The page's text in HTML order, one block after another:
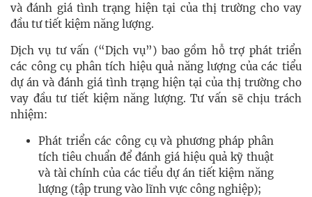
và đánh giá tình trạng hiện tại của thị trường cho vay
đầu tư tiết kiệm năng lượng.
Dịch vụ tư vấn (“Dịch vụ”) bao gồm hỗ trợ phát triển
các công cụ phân tích hiệu quả năng lượng của các tiểu
dự án và đánh giá tình trạng hiện tại của thị trường cho
vay đầu tư tiết kiệm năng lượng. Tư vấn sẽ chịu trách
nhiệm:
Phát triển các công cụ và phương pháp phân
tích tiêu chuẩn để đánh giá hiệu quả kỹ thuật
và tài chính của các tiểu dự án tiết kiệm năng
lượng (tập trung vào lĩnh vực công nghiệp);